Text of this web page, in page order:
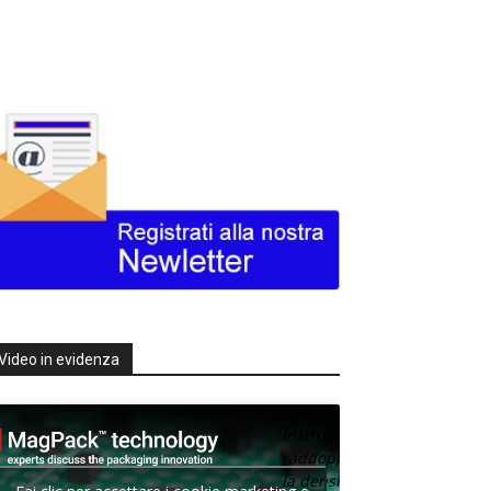
in evidenza
Texas
raddoppia
la densità